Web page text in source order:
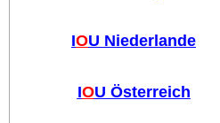
IOU Niederlande
IOU Österreich